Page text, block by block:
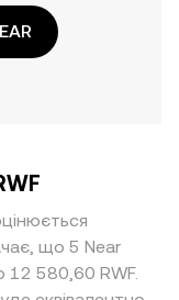
що 5 Near
580,60 RWF.